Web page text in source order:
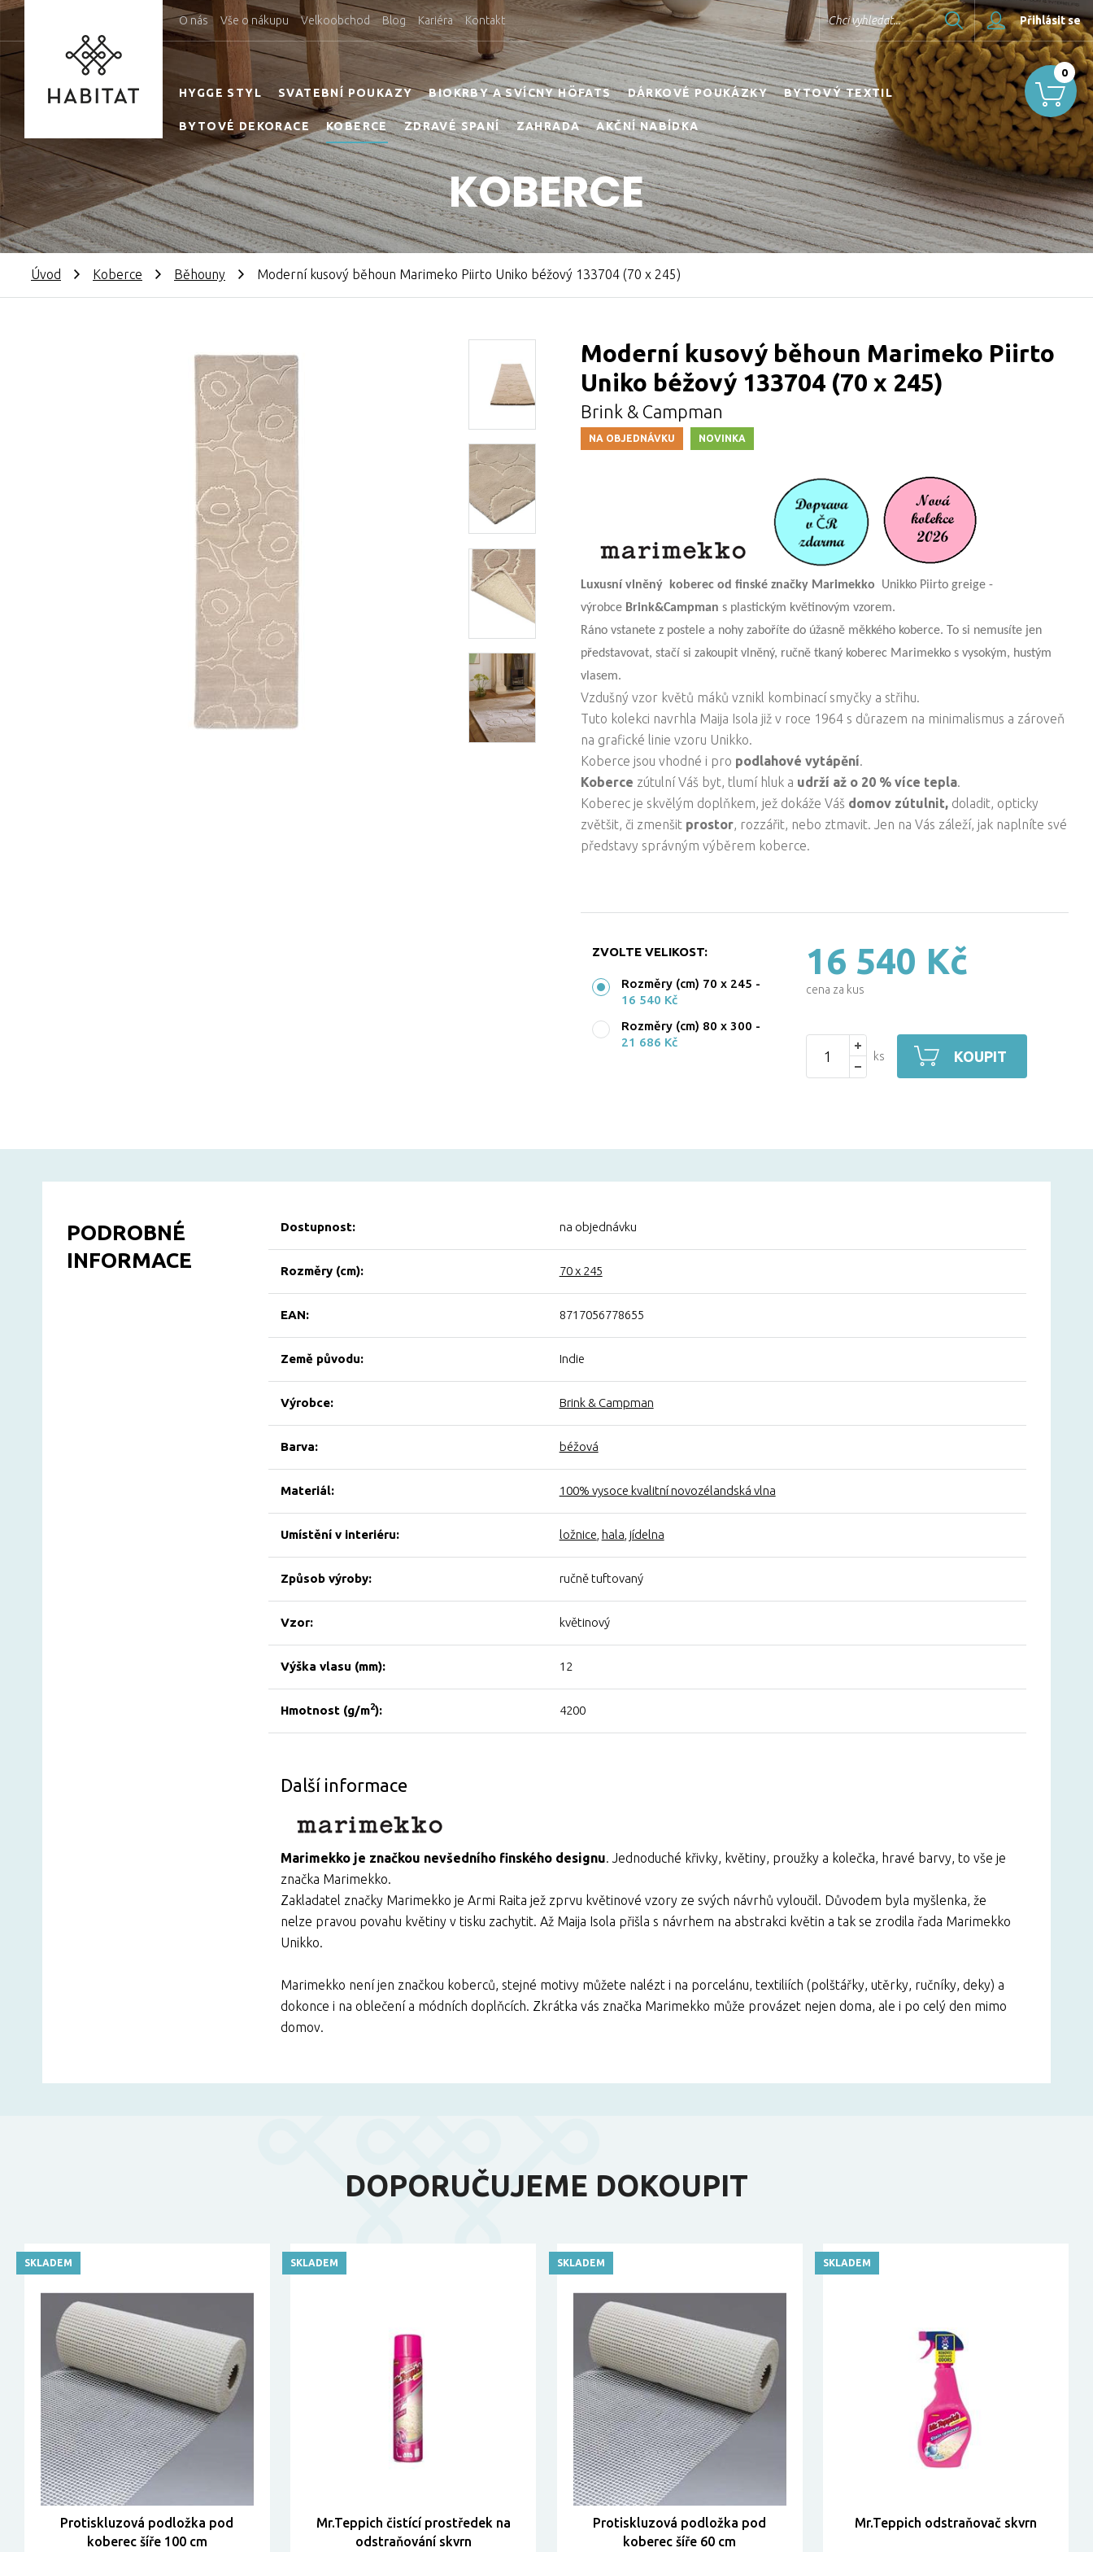
O nás Vše o nákupu Velkoobchod Blog Kariéra Kontakt Přihlásit se
Chci vyhledat... Hledat
HYGGE STYL SVATEBNÍ POUKAZY BIOKRBY A SVÍCNY HÖFATS DÁRKOVÉ POUKÁZKY BYTOVÝ TEXTIL
BYTOVÉ DEKORACE KOBERCE ZDRAVÉ SPANÍ ZAHRADA AKČNÍ NABÍDKA
KOBERCE
0
Úvod Koberce Běhouny Moderní kusový běhoun Marimeko Piirto Uniko béžový 133704 (70 x 245)
Moderní kusový běhoun Marimeko Piirto
Uniko béžový 133704 (70 x 245)
Brink & Campman
NA OBJEDNÁVKU NOVINKA
Luxusní vlněný koberec od finské značky Marimekko
Unikko Piirto greige -
výrobce Brink&Campman s plastickým květinovým vzorem.
Ráno vstanete z postele a nohy zaboříte do úžasně měkkého koberce. To si nemusíte jen
představovat, stačí si zakoupit vlněný, ručně tkaný koberec Marimekko s vysokým, hustým
vlasem.
Vzdušný vzor květů máků vznikl kombinací smyčky a střihu.
Tuto kolekci navrhla Maija Isola již v roce 1964 s důrazem na minimalismus a zároveň
na grafické linie vzoru Unikko.
Koberce jsou vhodné i pro podlahové vytápění.
Koberce zútulní Váš byt, tlumí hluk a udrží až o 20 % více tepla.
Koberec je skvělým doplňkem, jež dokáže Váš domov zútulnit, doladit, opticky
zvětšit, či zmenšit prostor, rozzářit, nebo ztmavit. Jen na Vás záleží, jak naplníte své
představy správným výběrem koberce.
ZVOLTE VELIKOST:
Rozměry (cm) 70 x 245 -
16 540 Kč
Rozměry (cm) 80 x 300 -
21 686 Kč
16 540 Kč
cena za kus
ks KOUPIT
PODROBNÉ
INFORMACE
Dostupnost: na objednávku
Rozměry (cm): 70 x 245
EAN: 8717056778655
Země původu: Indie
Výrobce: Brink & Campman
Barva: béžová
Materiál: 100% vysoce kvalitní novozélandská vlna
Umístění v interiéru: ložnice hala jídelna
Způsob výroby: ručně tuftovaný
Vzor: květinový
Výška vlasu (mm): 12
Hmotnost (g/m2): 4200
Další informace
Marimekko je značkou nevšedního finského designu. Jednoduché křivky, květiny, proužky a kolečka, hravé barvy, to vše je
značka Marimekko.
Zakladatel značky Marimekko je Armi Raita jež zprvu květinové vzory ze svých návrhů vyloučil. Důvodem byla myšlenka, že
nelze pravou povahu květiny v tisku zachytit. Až Maija Isola přišla s návrhem na abstrakci květin a tak se zrodila řada Marimekko
Unikko.
Marimekko není jen značkou koberců, stejné motivy můžete nalézt i na porcelánu, textiliích (polštářky, utěrky, ručníky, deky) a
dokonce i na oblečení a módních doplňcích. Zkrátka vás značka Marimekko může provázet nejen doma, ale i po celý den mimo
domov.
DOPORUČUJEME DOKOUPIT
Protiskluzová podložka pod
koberec šíře 100 cm
SKLADEM
Mr.Teppich čistící prostředek na
odstraňování skvrn
SKLADEM
Protiskluzová podložka pod
koberec šíře 60 cm
SKLADEM
Mr.Teppich odstraňovač skvrn
SKLADEM